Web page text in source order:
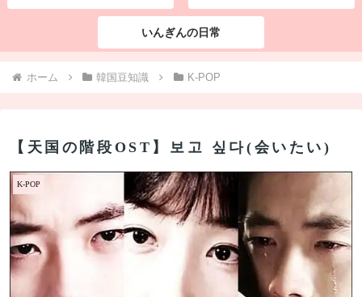
いんぎんの日常
ホーム 韓国豆知識 K-POP
【天国の階段OST】보고 싶다(会いたい)
K-POP